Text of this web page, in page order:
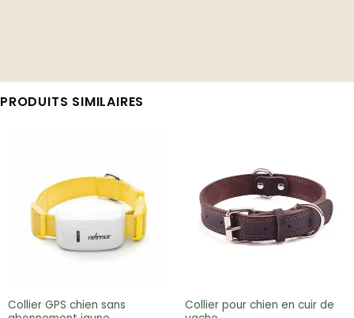
PRODUITS SIMILAIRES
Collier GPS chien sans
Collier pour chien en cuir de